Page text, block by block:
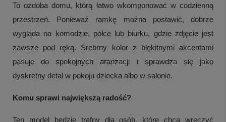
+1
Zobacz więcej
To ozdoba domu, którą łatwo wkomponować w codzienną
przestrzeń. Ponieważ ramkę można postawić, dobrze
wygląda na komodzie, półce lub biurku, gdzie zdjęcie jest
zawsze pod ręką. Srebrny kolor z błękitnymi akcentami
pasuje do spokojnych aranżacji i sprawdza się jako
dyskretny detal w pokoju dziecka albo w salonie.
Komu sprawi największą radość?
Ten model będzie trafny dla osób, które chcą wręczyć